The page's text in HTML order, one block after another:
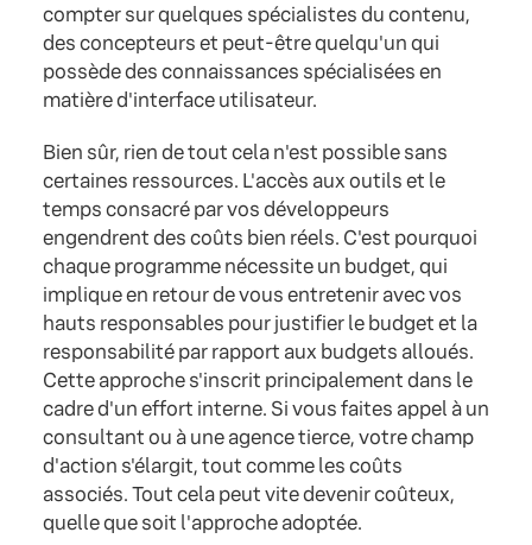
compter sur quelques spécialistes du contenu,
des concepteurs et peut-être quelqu'un qui
possède des connaissances spécialisées en
matière d'interface utilisateur.
Bien sûr, rien de tout cela n'est possible sans
certaines ressources. L'accès aux outils et le
temps consacré par vos développeurs
engendrent des coûts bien réels. C'est pourquoi
chaque programme nécessite un budget, qui
implique en retour de vous entretenir avec vos
hauts responsables pour justifier le budget et la
responsabilité par rapport aux budgets alloués.
Cette approche s'inscrit principalement dans le
cadre d'un effort interne. Si vous faites appel à un
consultant ou à une agence tierce, votre champ
d'action s'élargit, tout comme les coûts
associés. Tout cela peut vite devenir coûteux,
quelle que soit l'approche adoptée.